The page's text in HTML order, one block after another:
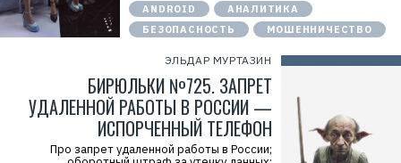
ANDROID
АНАЛИТИКА
БЕЗОПАСНОСТЬ
МОШЕННИЧЕСТВО
ЭЛЬДАР МУРТАЗИН
БИРЮЛЬКИ №725. ЗАПРЕТ
УДАЛЕННОЙ РАБОТЫ В РОССИИ —
ИСПОРЧЕННЫЙ ТЕЛЕФОН
Про запрет удаленной работы в России;